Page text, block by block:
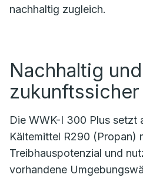
nachhaltig zugleich.
Nachhaltig und
zukunftssicher
Die WWK-I 300 Plus setzt
Kältemittel R290 (Propan)
Treibhauspotenzial und
vorhandene